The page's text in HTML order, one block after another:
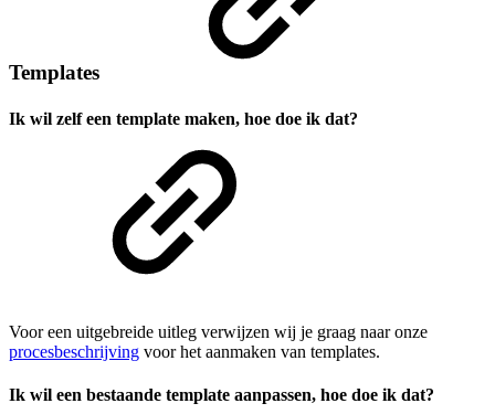
Templates
Ik wil zelf een template maken, hoe doe ik dat?
Voor een uitgebreide uitleg verwijzen wij je graag naar onze
procesbeschrijving voor het aanmaken van templates.
Ik wil een bestaande template aanpassen, hoe doe ik dat?